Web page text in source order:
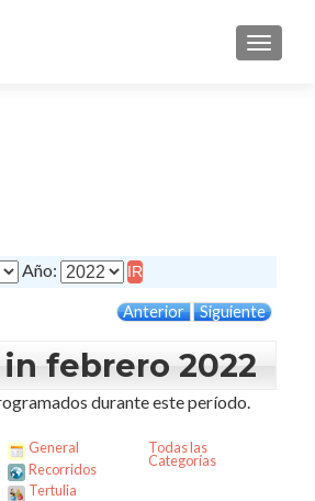
Año:
Anterior Siguiente
febrero 2022
durante este período.
General
Recorridos
Tertulia
Todas las
Categorías